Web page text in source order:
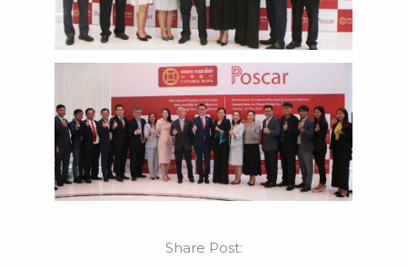
Share Post: